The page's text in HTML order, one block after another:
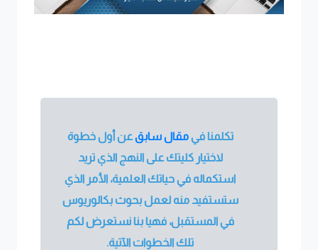
تكلمنا فيمقال سابقعن أول خطوة
لاختيار كليتك على النهج الذي تريد
استكماله في حياتك العلمية، الأمر الذي
ستستفيد منه لعمل بحوث بكالوريوس
في المستقبل، فهيا بنا نستعرض لكم
تلك الخطوات الآتية.